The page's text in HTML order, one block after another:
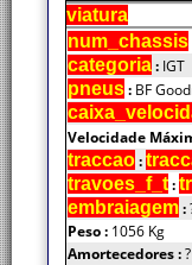
viatura
num_chassis
categoria: IGT
pneus: BF
Velocidade
traccao:
travoes_f_t:
embraiagem:
Peso : 1056 Kg
Amortecedores :?